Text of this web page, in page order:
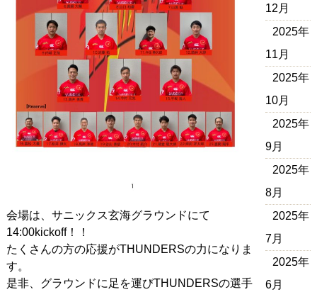
会場は、サニックス玄海グラウンドにて
14:00kickoff！！
たくさんの方の応援がTHUNDERSの力になりま
す。
是非、グラウンドに足を運びTHUNDERSの選手
12月
2025年
11月
2025年
10月
2025年
9月
2025年
8月
2025年
7月
2025年
6月